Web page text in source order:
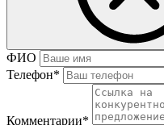
ФИО
Телефон*
Комментарии*